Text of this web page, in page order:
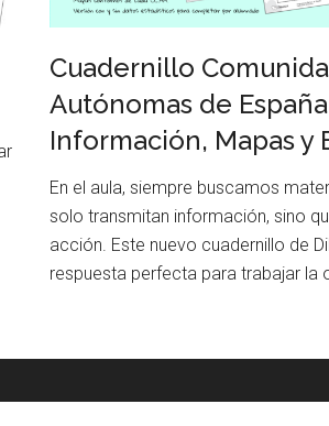
Cuadernillo
Autónomas de
Información, Mapas y
En el aula, siempre buscamos
solo transmitan información, sino
acción. Este nuevo cuadernillo de
respuesta perfecta para trabajar la